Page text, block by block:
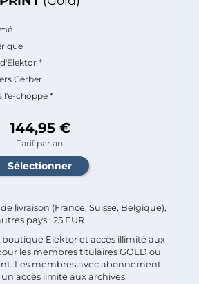
*
Gerber
l'e-choppe *
144,95 €
Tarif par an
livraison (France, Suisse, Belgique),
pays : 25 EUR
boutique Elektor et accès illimité aux
les membres titulaires GOLD ou
Les membres avec abonnement
accès limité aux archives.